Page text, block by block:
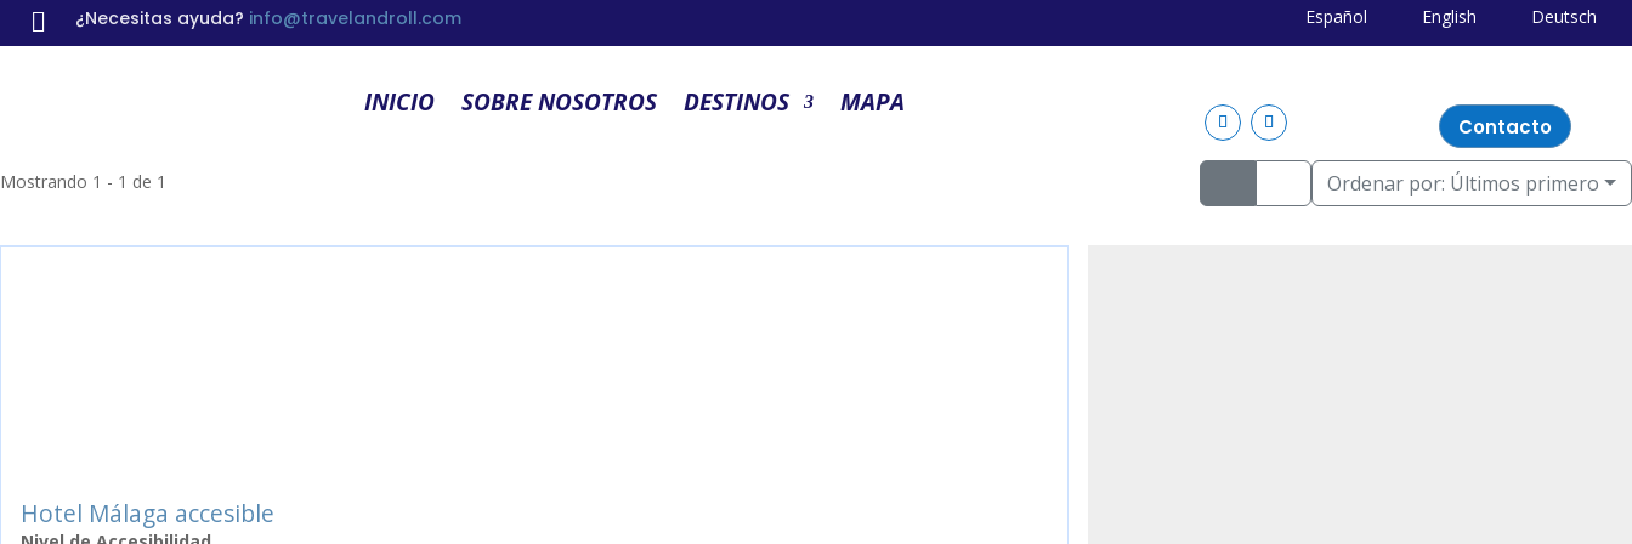
 ¿Necesitas ayuda? info@travelandroll.com Español English Deutsch
INICIO SOBRE NOSOTROS DESTINOS MAPA
Contacto
Mostrando 1 - 1 de 1 Ordenar por: Últimos primero
Hotel Málaga accesible